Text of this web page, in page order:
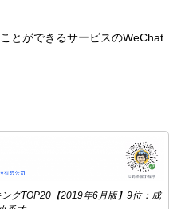
とができるサービスのWeChat
グTOP20【2019年6月版】9位：成